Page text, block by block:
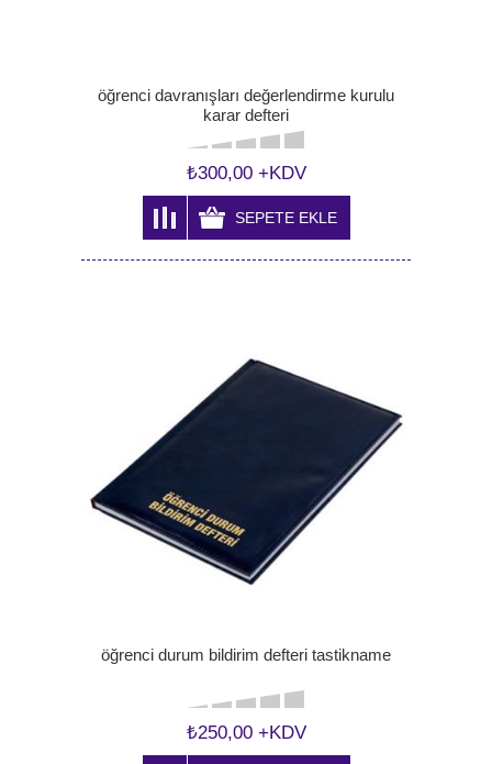
öğrenci davranışları değerlendirme kurulu
karar defteri
₺300,00 +KDV
öğrenci durum bildirim defteri tastikname
₺250,00 +KDV